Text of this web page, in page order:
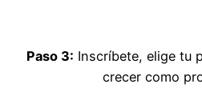
Paso 3: Inscríbete, elige tu
crecer como